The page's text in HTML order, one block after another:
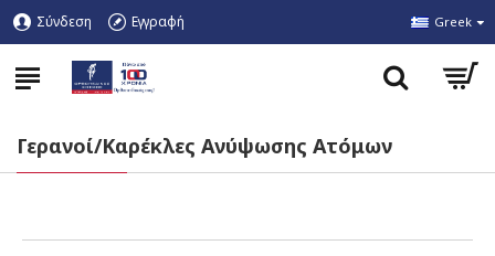
Σύνδεση Εγγραφή Greek
Γερανοί/Καρέκλες Ανύψωσης Ατόμων